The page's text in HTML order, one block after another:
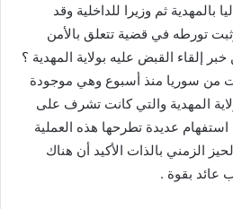
بالمهدية ثم وزيرا للداخلية وقد
تورطه في قضية تتعلق بالأمن
إلقاء القبض عليه بولاية المهدية ؟
من سوريا منذ أسبوع وهي موجودة
المهدية والتي كانت تشرف على
عديدة تطرحها هذه العملية
الزمني بالذات الأكيد أن هناك
عائد بقوة .